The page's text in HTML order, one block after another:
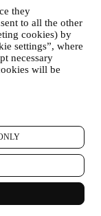
they
to all the other
cookies) by
settings”, where
necessary
will be
de usarlo, vacía,
ventilado. Levanta
en lugar